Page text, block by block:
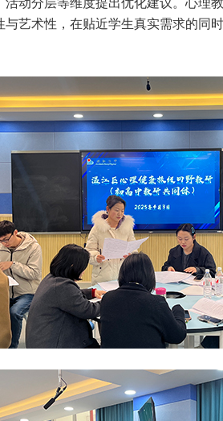
活动分层等维度提出优化建议。心理
与艺术性，在贴近学生真实需求的同